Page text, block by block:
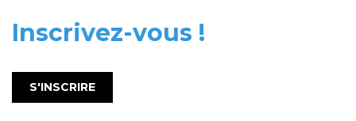
Inscrivez-vous !
S'INSCRIRE